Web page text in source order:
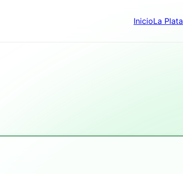
InicioLa Plata